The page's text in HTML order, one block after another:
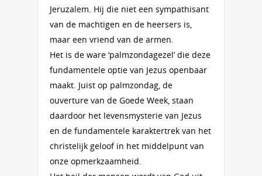
Jeruzalem. Hij die niet een sympathisant
van de machtigen en de heersers is,
maar een vriend van de armen.
Het is de ware ‘palmzondagezel’ die deze
fundamentele optie van Jezus openbaar
maakt. Juist op palmzondag, de
ouverture van de Goede Week, staan
daardoor het levensmysterie van Jezus
en de fundamentele karaktertrek van het
christelijk geloof in het middelpunt van
onze opmerkzaamheid.